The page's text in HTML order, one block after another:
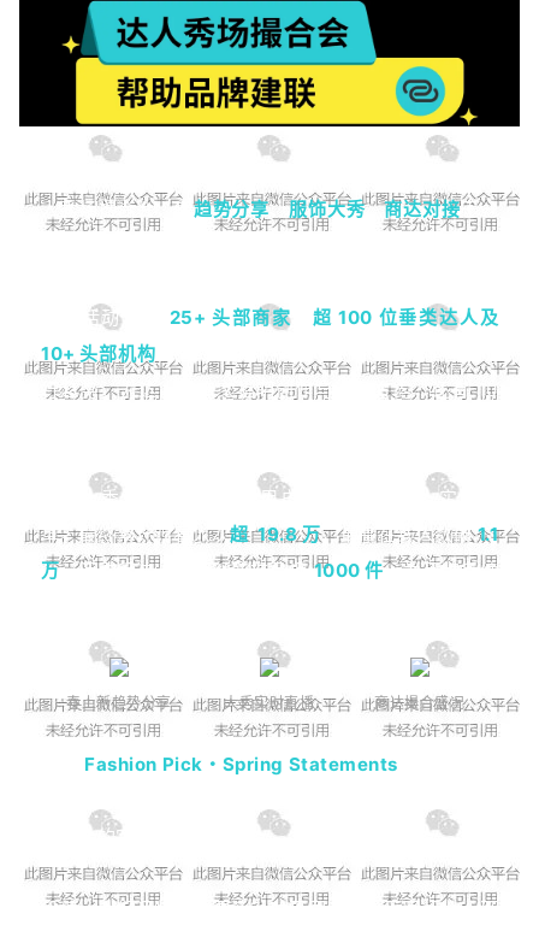
人秀场撮合会，集趋势分享、服饰大秀、商达对接于一
本次活动汇聚 25+ 头部商家
超 100 位垂类达人及
10+ 头部机构
行趋势，为达人和商家指明创作与选品方向，还有 10
本次大秀全程直播，全球用户可同步云看秀、实时种
草。最终累计观看人次超 19.8 万，最高在线人数破1.1
万。活动后达人现场领取样品近1000 件，为品牌后续
春上新趋势分享 大秀实时直播 商达撮合盛况
Fashion Pick・Spring Statements
到转化的完整营销链路。
后续，我们还将推出更多针对不同节点、不同行业、不